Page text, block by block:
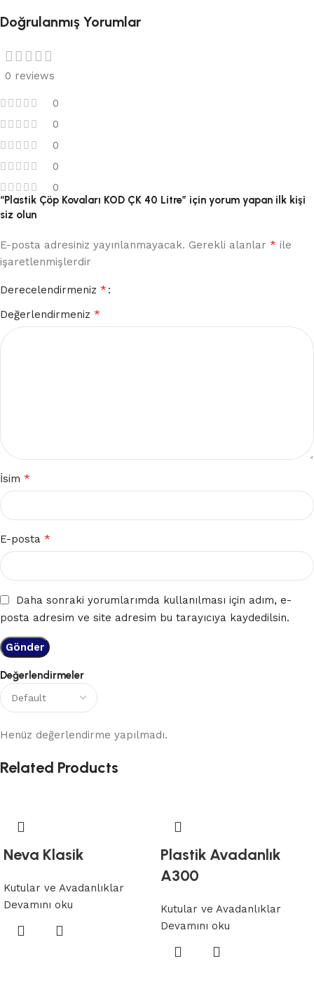
Doğrulanmış Yorumlar
0 reviews
0
0
0
0
0
Değerlendirmeler
Henüz değerlendirme yapılmadı.
“Plastik Çöp Kovaları KOD ÇK 40 Litre” için yorum yapan ilk kişi
siz olun
E-posta adresiniz yayınlanmayacak. Gerekli alanlar * ile
işaretlenmişlerdir
Derecelendirmeniz *
Değerlendirmeniz *
İsim *
E-posta *
Daha sonraki yorumlarımda kullanılması için adım, e-
posta adresim ve site adresim bu tarayıcıya kaydedilsin.
Related Products
Neva Klasik
Kutular ve Avadanlıklar
Devamını oku
Plastik Avadanlık
A300
Kutular ve Avadanlıklar
Devamını oku